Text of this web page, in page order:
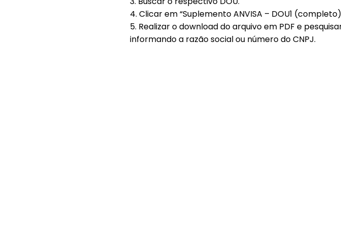
4. Clicar em “Suplemento ANVISA – DOU1
5. Realizar o download do arquivo em PDF e
informando a razão social ou número do CNPJ.